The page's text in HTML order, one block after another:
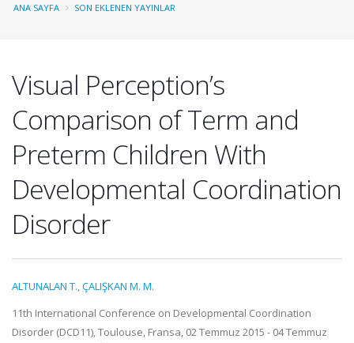
ANA SAYFA SON EKLENEN YAYINLAR
Visual Perception’s
Comparison of Term and
Preterm Children With
Developmental Coordination
Disorder
ALTUNALAN T.,ÇALIŞKAN M. M.
11th International Conference on Developmental Coordination
Disorder (DCD11), Toulouse, Fransa, 02 Temmuz 2015 - 04 Temmuz